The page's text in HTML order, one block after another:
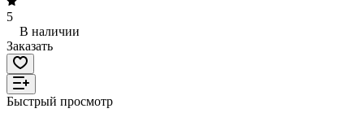
5
В наличии
Заказать
Быстрый просмотр